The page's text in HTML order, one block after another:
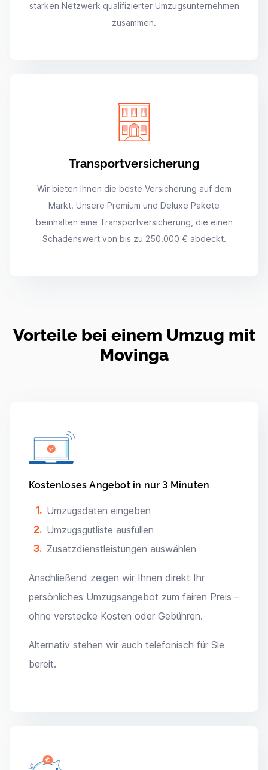
starken Netzwerk qualifizierter Umzugsunternehmen
zusammen.
Transportversicherung
Wir bieten Ihnen die beste Versicherung auf dem
Markt. Unsere Premium und Deluxe Pakete
beinhalten eine Transportversicherung, die einen
Schadenswert von bis zu 250.000 € abdeckt.
Vorteile bei einem Umzug mit
Movinga
Kostenloses Angebot in nur 3 Minuten
Umzugsdaten eingeben
Umzugsgutliste ausfüllen
Zusatzdienstleistungen auswählen
Anschließend zeigen wir Ihnen direkt Ihr
persönliches Umzugsangebot zum fairen Preis –
ohne verstecke Kosten oder Gebühren.
Alternativ stehen wir auch telefonisch für Sie
bereit.